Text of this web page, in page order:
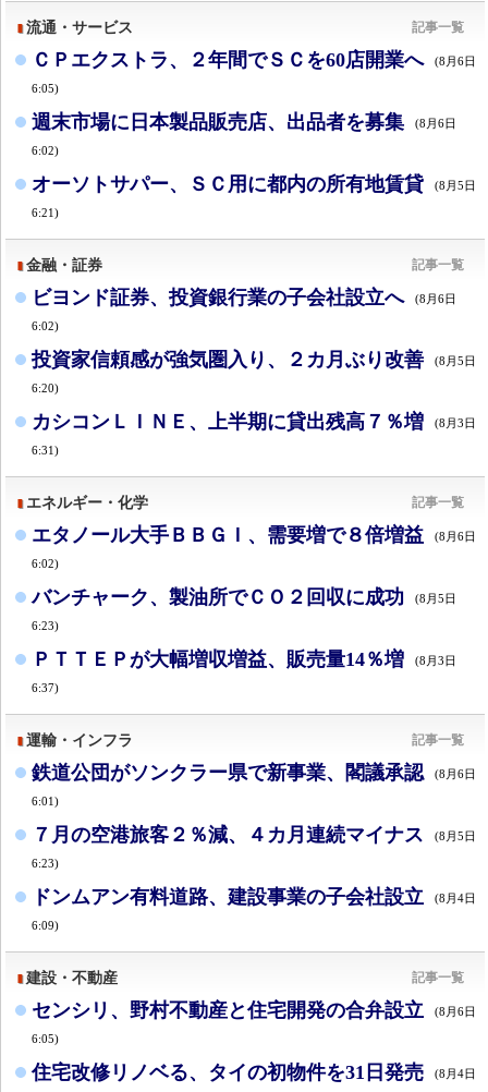
流通・サービス 記事一覧
ＣＰエクストラ、２年間でＳＣを60店開業へ (8月6日
6:05)
週末市場に日本製品販売店、出品者を募集 (8月6日
6:02)
オーソトサパー、ＳＣ用に都内の所有地賃貸 (8月5日
6:21)
金融・証券 記事一覧
ビヨンド証券、投資銀行業の子会社設立へ (8月6日
6:02)
投資家信頼感が強気圏入り、２カ月ぶり改善 (8月5日
6:20)
カシコンＬＩＮＥ、上半期に貸出残高７％増 (8月3日
6:31)
エネルギー・化学 記事一覧
エタノール大手ＢＢＧＩ、需要増で８倍増益 (8月6日
6:02)
バンチャーク、製油所でＣＯ２回収に成功 (8月5日
6:23)
ＰＴＴＥＰが大幅増収増益、販売量14％増 (8月3日
6:37)
運輸・インフラ 記事一覧
鉄道公団がソンクラー県で新事業、閣議承認 (8月6日
6:01)
７月の空港旅客２％減、４カ月連続マイナス (8月5日
6:23)
ドンムアン有料道路、建設事業の子会社設立 (8月4日
6:09)
建設・不動産 記事一覧
センシリ、野村不動産と住宅開発の合弁設立 (8月6日
6:05)
住宅改修リノベる、タイの初物件を31日発売 (8月4日